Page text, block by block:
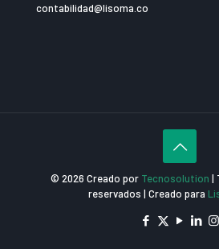
contabilidad@lisoma.co
© 2026 Creado por Tecnosolution |
reservados | Creado para